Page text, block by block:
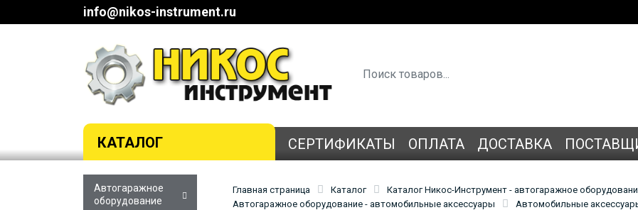
info@nikos-instrument.ru
КАТАЛОГ СЕРТИФИКАТЫ ОПЛАТА ДОСТАВКА
Главная страница Каталог
Каталог Никос-Инструмент - автогаражное
Автогаражное оборудование - автомобильные аксессуары
Автомобильные
Автогаражное
оборудование